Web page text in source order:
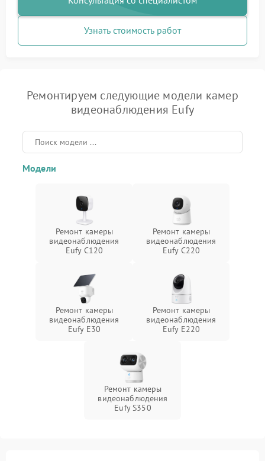
Узнать стоимость работ
Ремонтируем следующие модели камер
видеонаблюдения Eufy
Модели
Ремонт камеры
видеонаблюдения
Eufy C120
Ремонт камеры
видеонаблюдения
Eufy C220
Ремонт камеры
видеонаблюдения
Eufy E30
Ремонт камеры
видеонаблюдения
Eufy E220
Ремонт камеры
видеонаблюдения
Eufy S350